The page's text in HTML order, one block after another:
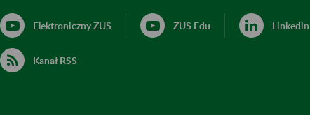
Elektroniczny ZUS ZUS Edu Linkedin
Kanał RSS